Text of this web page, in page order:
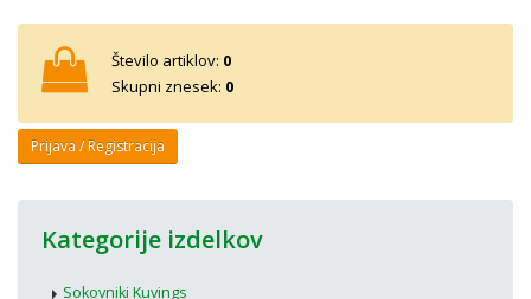
Število artiklov: 0
Skupni znesek: 0
Prijava / Registracija
Kategorije izdelkov
Sokovniki Kuvings